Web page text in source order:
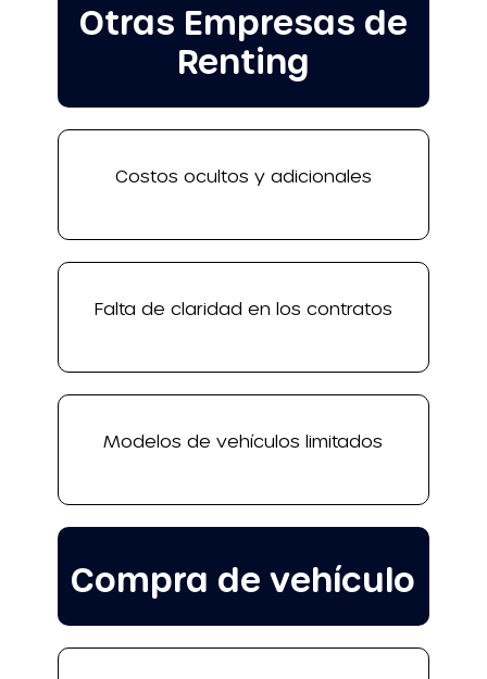
Otras Empresas de
Renting
Compra de vehículo
Costos ocultos y adicionales
Falta de claridad en los contratos
Modelos de vehículos limitados